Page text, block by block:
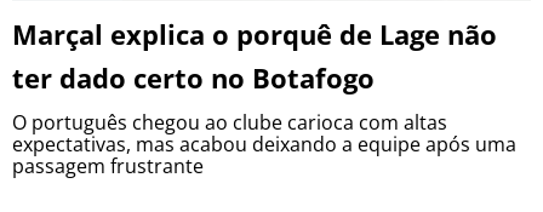
Marçal explica o porquê de Lage não
ter dado certo no Botafogo
O português chegou ao clube carioca com altas
expectativas, mas acabou deixando a equipe após uma
passagem frustrante